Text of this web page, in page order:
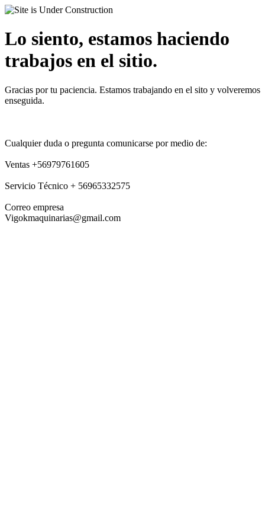
Lo siento, estamos haciendo
trabajos en el sitio.
Gracias por tu paciencia. Estamos trabajando en el sito y volveremos
enseguida.
Cualquier duda o pregunta comunicarse por medio de:
Ventas +56979761605
Servicio Técnico + 56965332575
Correo empresa
Vigokmaquinarias@gmail.com